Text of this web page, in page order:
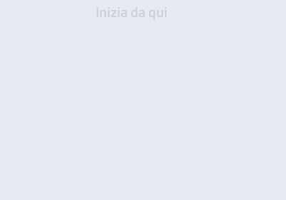
Inizia da qui